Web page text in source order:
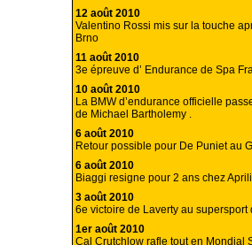
12 août 2010
Valentino Rossi mis sur la touche
Brno
11 août 2010
3e épreuve d’ Endurance de Spa
10 août 2010
La BMW d’endurance officielle
de Michael Bartholemy .
6 août 2010
Retour possible pour De Puniet au
6 août 2010
Biaggi resigne pour 2 ans chez
3 août 2010
6e victoire de Laverty au supersport
1er août 2010
Cal Crutchlow rafle tout en Mondial